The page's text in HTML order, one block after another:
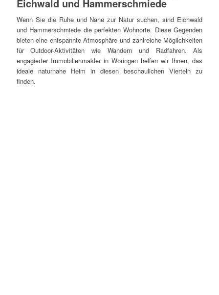
Eichwald und Hammerschmiede
Wenn Sie die Ruhe und Nähe zur Natur suchen, sind Eichwald
und Hammerschmiede die perfekten Wohnorte. Diese Gegenden
bieten eine entspannte Atmosphäre und zahlreiche Möglichkeiten
für Outdoor-Aktivitäten wie Wandern und Radfahren. Als
engagierter Immobilienmakler in Woringen helfen wir Ihnen, das
ideale naturnahe Heim in diesen beschaulichen Vierteln zu
finden.